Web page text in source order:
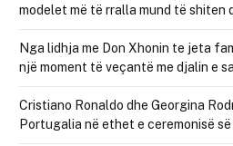
modelet më të rralla mund të shiten
Nga lidhja me Don Xhonin te jeta
një moment të veçantë me djalin e
Cristiano Ronaldo dhe Georgina
Portugalia në ethet e ceremonisë